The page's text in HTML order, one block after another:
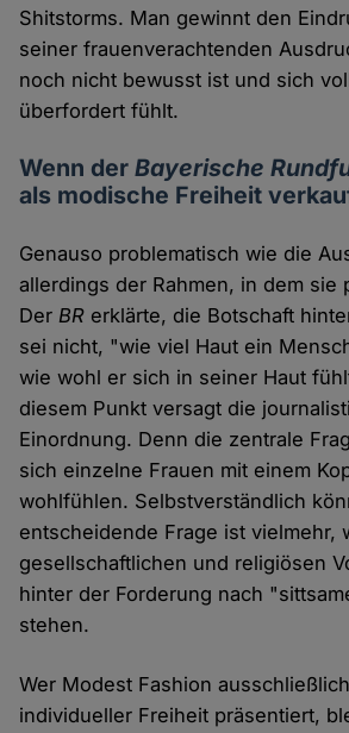
Shitstorms. Man gewinnt den
seiner frauenverachtenden
noch nicht bewusst ist und sich
überfordert fühlt.
Wenn derBayerische
als modische Freiheit
Genauso problematisch wie die
allerdings der Rahmen, in dem sie
Der BR erklärte, die Botschaft
sei nicht, "wie viel Haut ein
wie wohl er sich in seiner Haut
diesem Punkt versagt die
Einordnung. Denn die zentrale
sich einzelne Frauen mit einem
wohlfühlen. Selbstverständlich
entscheidende Frage ist vielmehr,
gesellschaftlichen und religiösen
hinter der Forderung nach
stehen.
Wer Modest Fashion
individueller Freiheit präsentiert,